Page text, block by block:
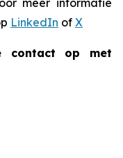
meer informatie
LinkedIn of X
contact op met